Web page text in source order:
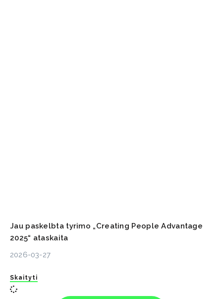
Jau paskelbta tyrimo „Creating People Advantage
2025“ ataskaita
2026-03-27
Skaityti